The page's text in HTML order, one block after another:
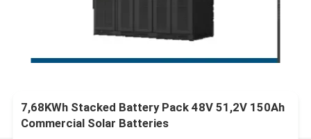
7,68KWh Stacked Battery Pack 48V 51,2V 150Ah
Commercial Solar Batteries